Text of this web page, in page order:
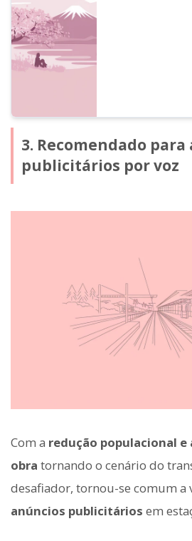
3. Recomendado
publicitários por voz
Com a redução populacional
obra tornando o cenário do
desafiador, tornou-se comum a
anúncios publicitários em